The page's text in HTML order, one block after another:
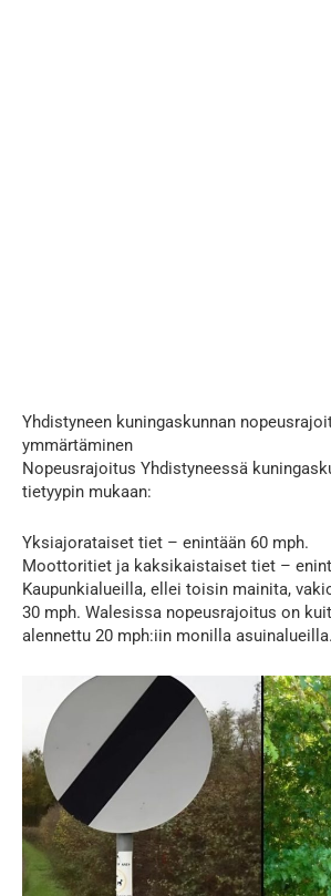
Yhdistyneen kuningaskunnan
ymmärtäminen
Nopeusrajoitus Yhdistyneessä
tietyypin mukaan:
Yksiajorataiset tiet – enintään 60 mph.
Moottoritiet ja kaksikaistaiset tiet –
Kaupunkialueilla, ellei toisin mainita,
30 mph. Walesissa nopeusrajoitus on
alennettu 20 mph:iin monilla asuinalueilla.